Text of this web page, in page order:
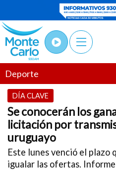
Deporte
DÍA CLAVE
Se conocerán los
licitación por
uruguayo
Este lunes venció el plazo
igualar las ofertas.